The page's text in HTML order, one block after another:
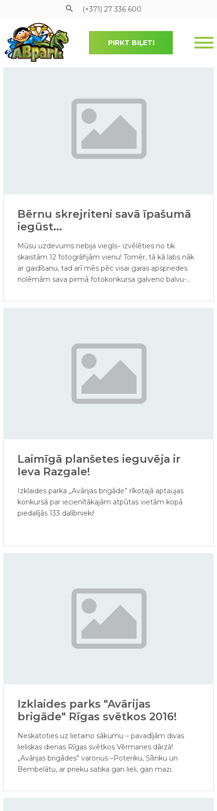
Pāriet uz galveno saturu
(+371) 27 336 600
PIRKT BIĻETI
Bērnu skrejriteni savā īpašumā
iegūst...
Mūsu uzdevums nebija viegls– izvēlēties no tik
skaistām 12 fotogrāfijām vienu! Tomēr, tā kā labs nāk
ar gaidīšanu, tad arī mēs pēc visai garas apspriedes
nolēmām sava pirmā fotokonkursa galveno balvu-
Laimīgā planšetes ieguvēja ir
Ieva Razgale!
Izklaides parka „Avārijas brigāde” rīkotajā aptaujas
konkursā par iecienītākajām atpūtas vietām kopā
piedalījās 133 dalībnieki!
Izklaides parks "Avārijas
brigāde" Rīgas svētkos 2016!
Neskatoties uz lietaino sākumu – pavadījām divas
lieliskas dienas Rīgas svētkos Vērmanes dārzā!
„Avārijas brigādes” varoņus –Poteriku, Sīlinku un
Bembelātu, ar prieku satika gan lieli, gan mazi.